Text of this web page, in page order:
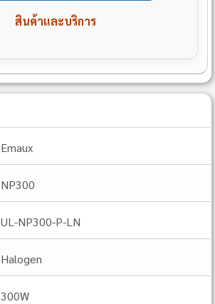
สินค้าและบริการ
Emaux
NP300
UL‐NP300‐P‐LN
Halogen
300W